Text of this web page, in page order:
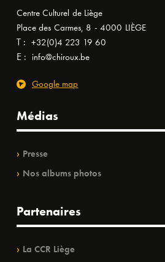
Centre Culturel de Liège
Place des Carmes, 8 - 4000 LIÈGE
T : +32(0)4 223 19 60
E : info@chiroux.be
Google map
Médias
Presse
Nos albums photos
Partenaires
La CCR Liège